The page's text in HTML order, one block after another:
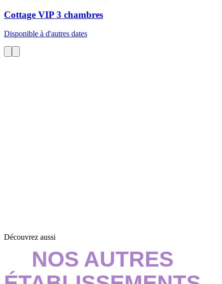
Cottage VIP 3 chambres
Disponible à d'autres dates
Découvrez aussi
NOS AUTRES